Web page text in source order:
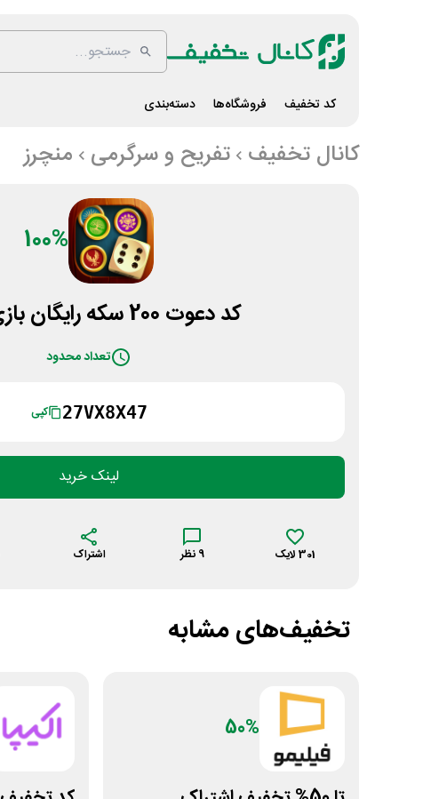
کد تخفیف فروشگاه‌ها دسته‌بندی
کانال تخفیف تفریح و سرگرمی منچرز
100%
کد دعوت 200 سکه رایگان بازی منچرز
تعداد محدود
27VX8X47 کپی
لینک خرید
301 لایک 9 نظر اشتراک
تخفیف‌های مشابه
50%